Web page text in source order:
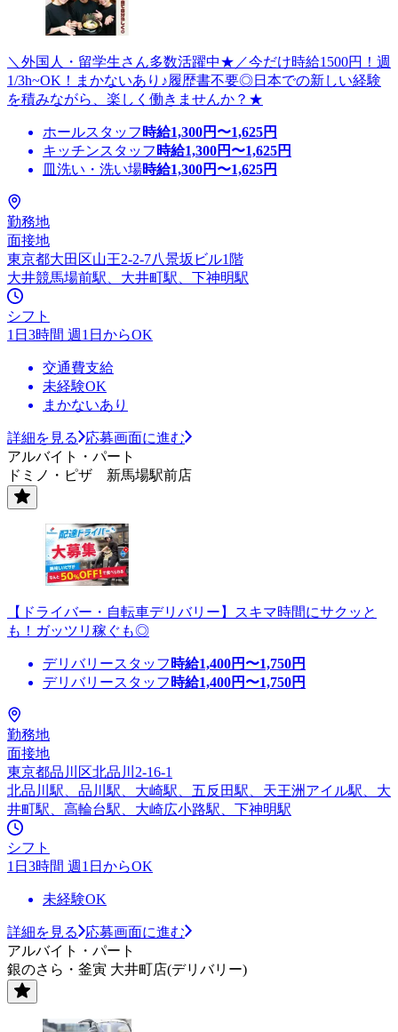
＼外国人・留学生さん多数活躍中★／今だけ時給1500円！週
1/3h~OK！まかないあり♪履歴書不要◎日本での新しい経験
を積みながら、楽しく働きませんか？★
ホールスタッフ 時給1,300円〜1,625円
キッチンスタッフ 時給1,300円〜1,625円
皿洗い・洗い場時給1,300円〜1,625円
勤務地
面接地
東京都大田区山王2-2-7八景坂ビル1階
大井競馬場前駅、大井町駅、下神明駅
シフト
1日3時間 週1日からOK
交通費支給
未経験OK
まかないあり
詳細を見る
応募画面に進む
アルバイト・パート
ドミノ・ピザ 新馬場駅前店
【ドライバー・自転車デリバリー】スキマ時間にサクッと
も！ガッツリ稼ぐも◎
デリバリースタッフ 時給1,400円〜1,750円
デリバリースタッフ 時給1,400円〜1,750円
勤務地
面接地
東京都品川区北品川2-16-1
北品川駅、品川駅、大崎駅、五反田駅、天王洲アイル駅、大
井町駅、高輪台駅、大崎広小路駅、下神明駅
シフト
1日3時間 週1日からOK
未経験OK
詳細を見る
応募画面に進む
アルバイト・パート
銀のさら・釜寅 大井町店(デリバリー)